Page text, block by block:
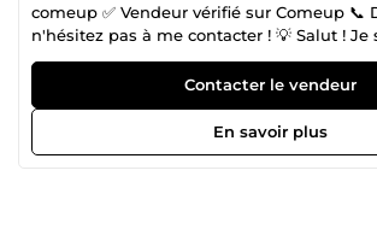
comeup ✅ Vendeur vérifié sur Comeup 📞
n'hésitez pas à me contacter ! 💡 Salut ! Je
graphiste professionnel, passionné par
graphiques, les montages et les retouches
autres. J'accompagne les entrepreneurs,
commercants et organismes dans
visibilités en leur fournissant des visuels
Contacter le vendeur
En savoir plus